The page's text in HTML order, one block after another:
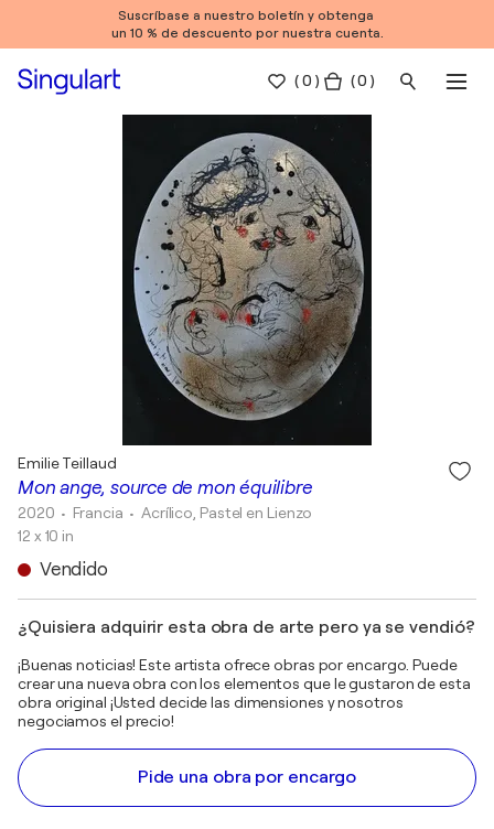
Suscríbase a nuestro boletín y obtenga
un 10 % de descuento por nuestra cuenta.
(0 ) ( 0 )
Mon ange, source de mon équilibre
Emilie Teillaud
2020 • Francia • Acrílico, Pastel en Lienzo
12 x 10 in
Vendido
¿Quisiera adquirir esta obra de arte pero ya se vendió?
¡Buenas noticias! Este artista ofrece obras por encargo. Puede
crear una nueva obra con los elementos que le gustaron de esta
obra original ¡Usted decide las dimensiones y nosotros
negociamos el precio!
Pide una obra por encargo